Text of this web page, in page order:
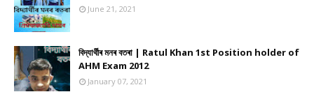
June 21, 2021
বিদ্যাৰ্থীৰ মনৰ বতৰা | Ratul Khan 1st Position holder of
AHM Exam 2012
January 07, 2021